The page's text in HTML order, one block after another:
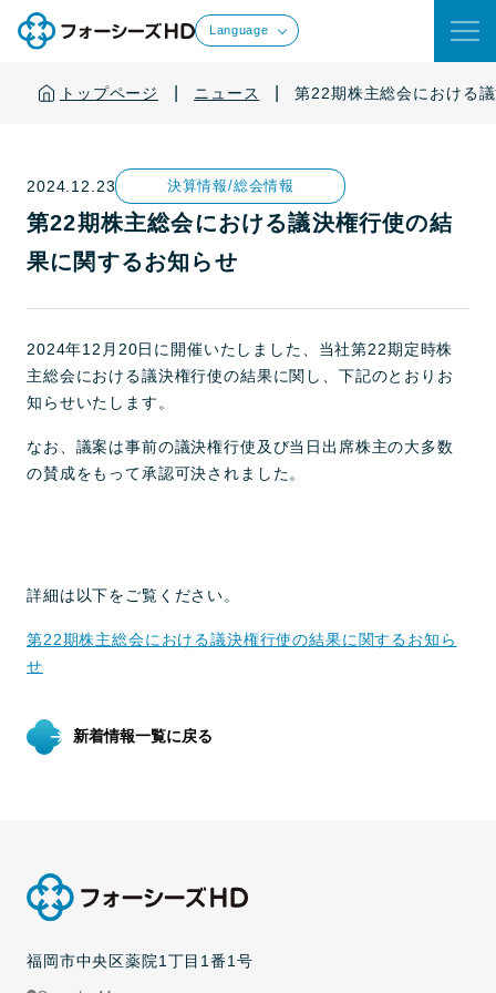
Language
トップページ ニュース 第22期株主総会における
2024.12.23 決算情報/総会情報
第22期株主総会における議決権行使の結
果に関するお知らせ
2024年12月20日に開催いたしました、当社第22期定時株
主総会における議決権行使の結果に関し、下記のとおりお
知らせいたします。
なお、議案は事前の議決権行使及び当日出席株主の大多数
の賛成をもって承認可決されました。
詳細は以下をご覧ください。
第22期株主総会における議決権行使の結果に関するお知ら
せ
新着情報一覧に戻る
福岡市中央区薬院1丁目1番1号